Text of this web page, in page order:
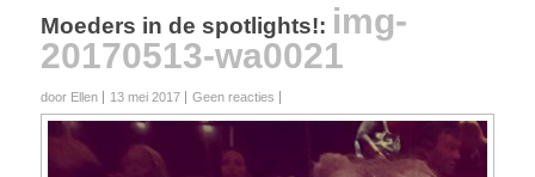
Moeders in de spotlights!: img-
20170513-wa0021
door Ellen 13 mei 2017 Geen reacties